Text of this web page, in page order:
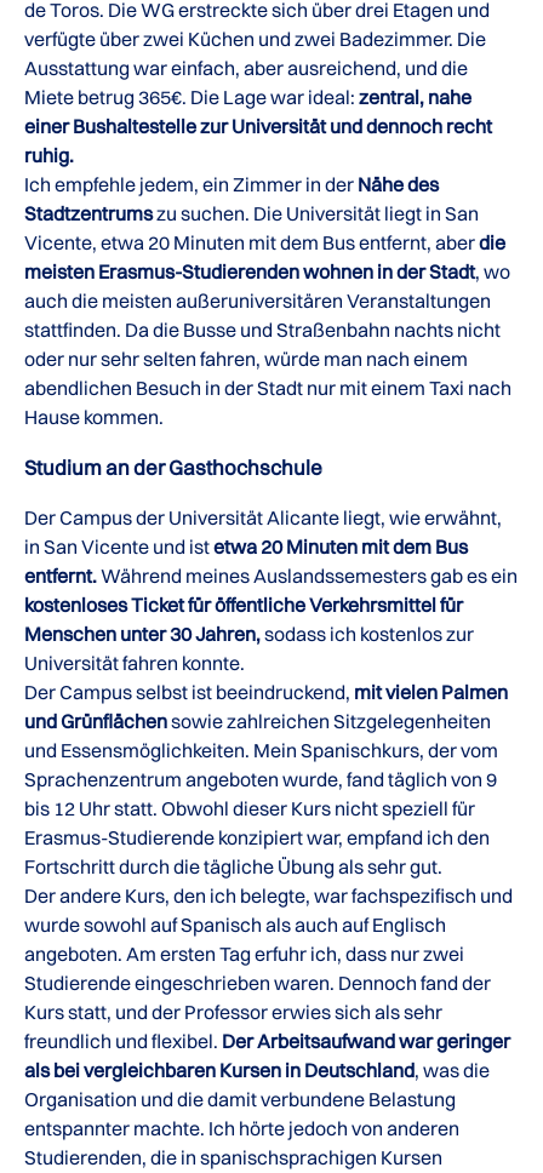
de Toros. Die WG erstreckte sich über drei Etagen und
verfügte über zwei Küchen und zwei Badezimmer. Die
Ausstattung war einfach, aber ausreichend, und die
Miete betrug 365€. Die Lage war ideal: zentral, nahe
einer Bushaltestelle zur Universität und dennoch recht
ruhig.
Ich empfehle jedem, ein Zimmer in der Nähe des
Stadtzentrumszu suchen. Die Universität liegt in San
Vicente, etwa 20 Minuten mit dem Bus entfernt, aberdie
meisten Erasmus-Studierenden wohnen in der Stadt, wo
auch die meisten außeruniversitären Veranstaltungen
stattfinden. Da die Busse und Straßenbahn nachts nicht
oder nur sehr selten fahren, würde man nach einem
abendlichen Besuch in der Stadt nur mit einem Taxi nach
Hause kommen.
Studium an der Gasthochschule
Der Campus der Universität Alicante liegt, wie erwähnt,
in San Vicente und istetwa 20 Minuten mit dem Bus
entfernt.Während meines Auslandssemesters gab es ein
kostenloses Ticket für öffentliche Verkehrsmittel für
Menschen unter 30 Jahren,sodass ich kostenlos zur
Universität fahren konnte.
Der Campus selbst ist beeindruckend, mit vielen Palmen
und Grünflächensowie zahlreichen Sitzgelegenheiten
und Essensmöglichkeiten. Mein Spanischkurs, der vom
Sprachenzentrum angeboten wurde, fand täglich von 9
bis 12 Uhr statt. Obwohl dieser Kurs nicht speziell für
Erasmus-Studierende konzipiert war, empfand ich den
Fortschritt durch die tägliche Übung als sehr gut.
Der andere Kurs, den ich belegte, war fachspezifisch und
wurde sowohl auf Spanisch als auch auf Englisch
angeboten. Am ersten Tag erfuhr ich, dass nur zwei
Studierende eingeschrieben waren. Dennoch fand der
Kurs statt, und der Professor erwies sich als sehr
freundlich und flexibel. Der Arbeitsaufwand war geringer
als bei vergleichbaren Kursen in Deutschland, was die
Organisation und die damit verbundene Belastung
entspannter machte. Ich hörte jedoch von anderen
Studierenden, die in spanischsprachigen Kursen